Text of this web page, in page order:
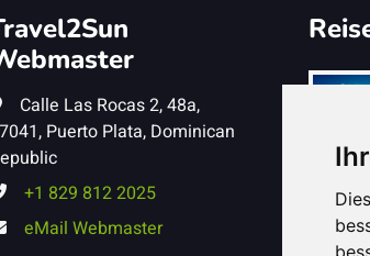
Calle Las Rocas 2, 48a,
Puerto Plata, Dominican
+1 829 812 2025
eMail Webmaster